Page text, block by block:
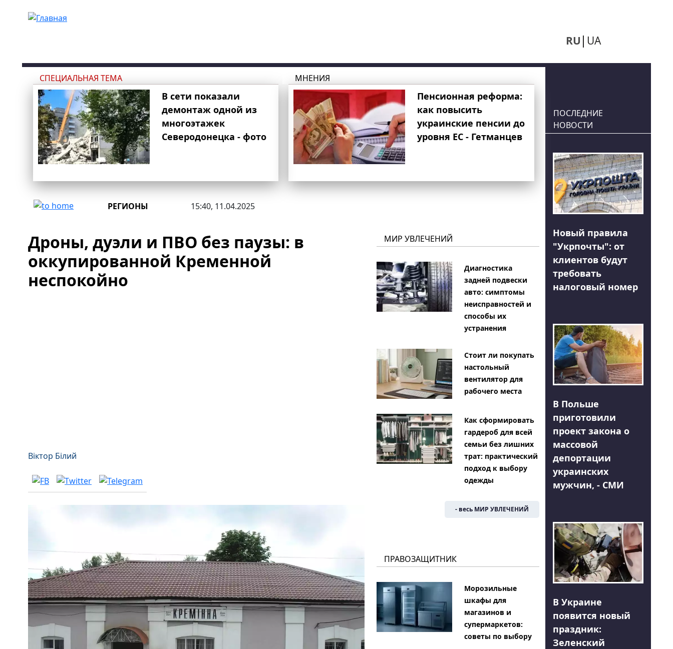
RU UA
СПЕЦИАЛЬНАЯ ТЕМА
В сети показали
демонтаж одной из
многоэтажек
Северодонецка - фото
МНЕНИЯ
Пенсионная реформа:
как повысить
украинские пенсии до
уровня ЕС - Гетманцев
РЕГИОНЫ 15:40, 11.04.2025
Дроны, дуэли и ПВО без паузы: в
оккупированной Кременной
неспокойно
Віктор Білий
МИР УВЛЕЧЕНИЙ
Диагностика
задней подвески
авто: симптомы
неисправностей и
способы их
устранения
Стоит ли покупать
настольный
вентилятор для
рабочего места
Как сформировать
гардероб для всей
семьи без лишних
трат: практический
подход к выбору
одежды
- весь МИР УВЛЕЧЕНИЙ
ПРАВОЗАЩИТНИК
Морозильные
шкафы для
магазинов и
супермаркетов:
советы по выбору
ПОСЛЕДНИЕ
НОВОСТИ
Новый правила
"Укрпочты": от
клиентов будут
требовать
налоговый номер
В Польше
приготовили
проект закона о
массовой
депортации
украинских
мужчин, - СМИ
В Украине
появится новый
праздник:
Зеленский